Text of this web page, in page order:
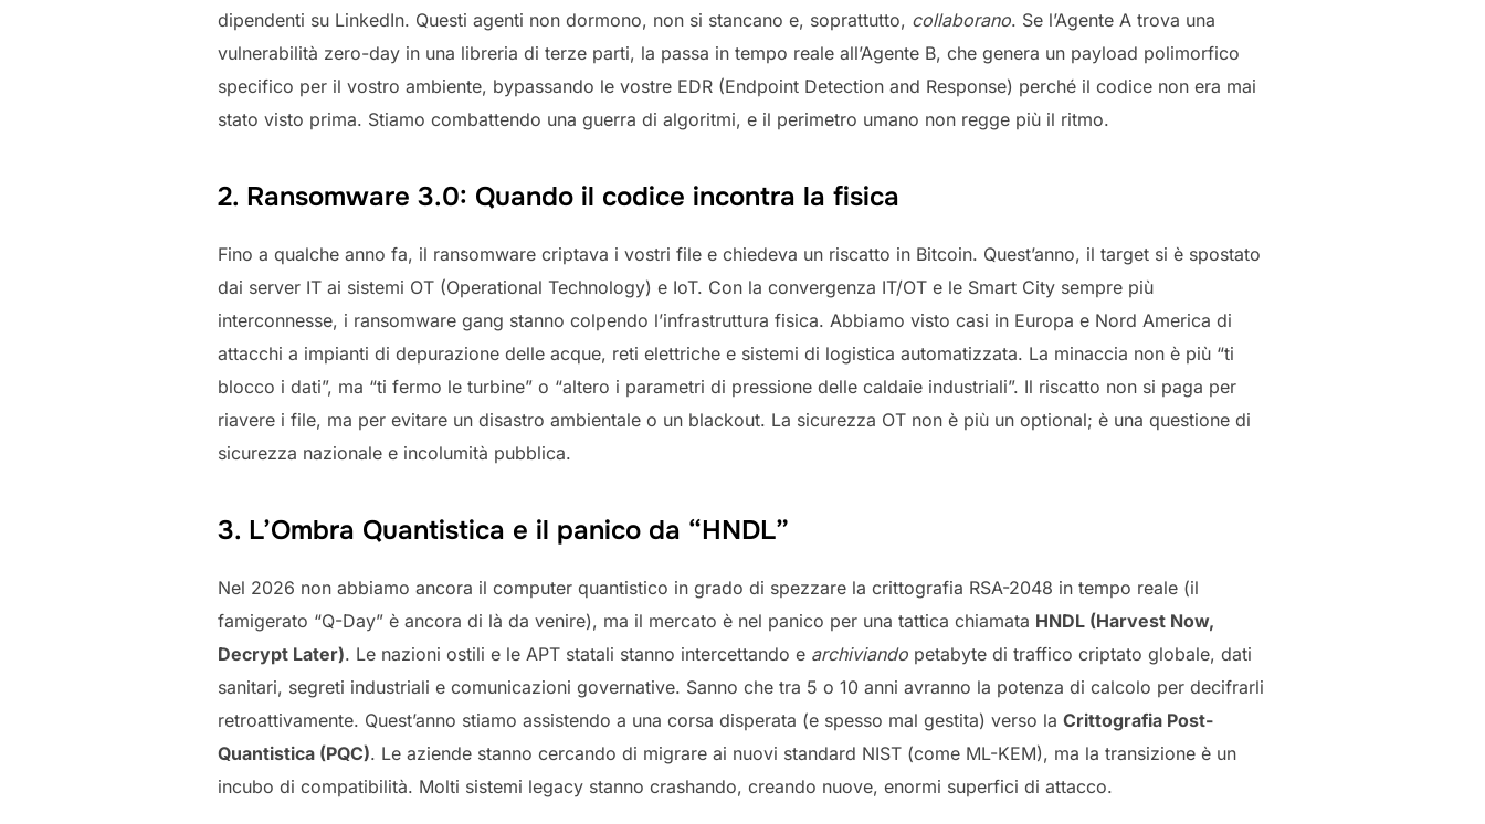
dipendenti su LinkedIn. Questi agenti non dormono, non si stancano e, soprattutto, collaborano. Se l’Agente A trova una
vulnerabilità zero-day in una libreria di terze parti, la passa in tempo reale all’Agente B, che genera un payload polimorfico
specifico per il vostro ambiente, bypassando le vostre EDR (Endpoint Detection and Response) perché il codice non era mai
stato visto prima. Stiamo combattendo una guerra di algoritmi, e il perimetro umano non regge più il ritmo.
2. Ransomware 3.0: Quando il codice incontra la fisica
Fino a qualche anno fa, il ransomware criptava i vostri file e chiedeva un riscatto in Bitcoin. Quest’anno, il target si è spostato
dai server IT ai sistemi OT (Operational Technology) e IoT. Con la convergenza IT/OT e le Smart City sempre più
interconnesse, i ransomware gang stanno colpendo l’infrastruttura fisica. Abbiamo visto casi in Europa e Nord America di
attacchi a impianti di depurazione delle acque, reti elettriche e sistemi di logistica automatizzata. La minaccia non è più “ti
blocco i dati”, ma “ti fermo le turbine” o “altero i parametri di pressione delle caldaie industriali”. Il riscatto non si paga per
riavere i file, ma per evitare un disastro ambientale o un blackout. La sicurezza OT non è più un optional; è una questione di
sicurezza nazionale e incolumità pubblica.
3. L’Ombra Quantistica e il panico da “HNDL”
Nel 2026 non abbiamo ancora il computer quantistico in grado di spezzare la crittografia RSA-2048 in tempo reale (il
famigerato “Q-Day” è ancora di là da venire), ma il mercato è nel panico per una tattica chiamata HNDL (Harvest Now,
Decrypt Later). Le nazioni ostili e le APT statali stanno intercettando e archiviando petabyte di traffico criptato globale, dati
sanitari, segreti industriali e comunicazioni governative. Sanno che tra 5 o 10 anni avranno la potenza di calcolo per decifrarli
retroattivamente. Quest’anno stiamo assistendo a una corsa disperata (e spesso mal gestita) verso la Crittografia Post-
Quantistica (PQC). Le aziende stanno cercando di migrare ai nuovi standard NIST (come ML-KEM), ma la transizione è un
incubo di compatibilità. Molti sistemi legacy stanno crashando, creando nuove, enormi superfici di attacco.